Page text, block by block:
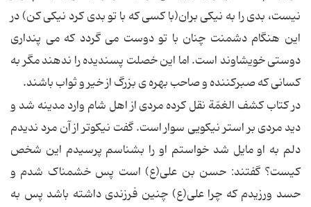
نیست، بدی را به نیکی بران(با کسی که با تو بدی کرد نیکی کن) در
این هنگام دشمنت چنان با تو دوست می گردد که می پنداری
دوستی خویشاوند است. اما این خصلت پسندیده را ندهند مگر به
کسانی که صبرکننده و صاحب بهره ی بزرگ از خیر و ثواب باشند.
در کتاب کشف الغمّة نقل کرده مردی از اهل شام وارد مدینه شد و
دید مردی بر استر نیکویی سوار است. گفت نیکوتر از آن مرد ندیدم
دلم به او مایل شد خواستم او را بشناسم پرسیدم این شخص
کیست؟ گفتند: حسن بن علی(ع) است پس خشمناک شدم و
حسد ورزیدم که چرا علی(ع) چنین فرزندی داشته باشد پس به